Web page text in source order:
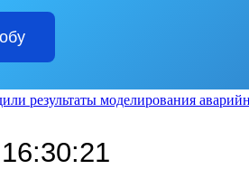
результаты моделирования